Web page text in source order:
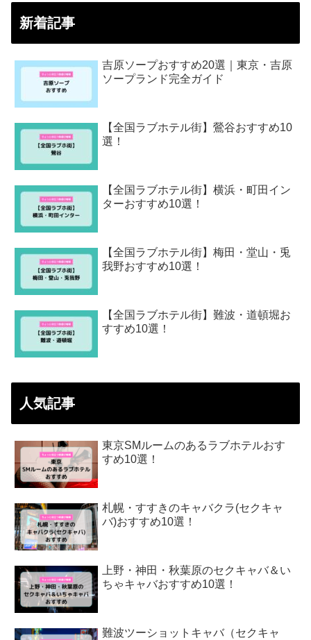
新着記事
吉原ソープおすすめ20選｜東京・吉原
ソープランド完全ガイド
【全国ラブホテル街】鶯谷おすすめ10
選！
【全国ラブホテル街】横浜・町田イン
ターおすすめ10選！
【全国ラブホテル街】梅田・堂山・兎
我野おすすめ10選！
【全国ラブホテル街】難波・道頓堀お
すすめ10選！
人気記事
東京SMルームのあるラブホテルおす
すめ10選！
札幌・すすきのキャバクラ(セクキャ
バ)おすすめ10選！
上野・神田・秋葉原のセクキャバ＆い
ちゃキャバおすすめ10選！
難波ツーショットキャバ（セクキャ